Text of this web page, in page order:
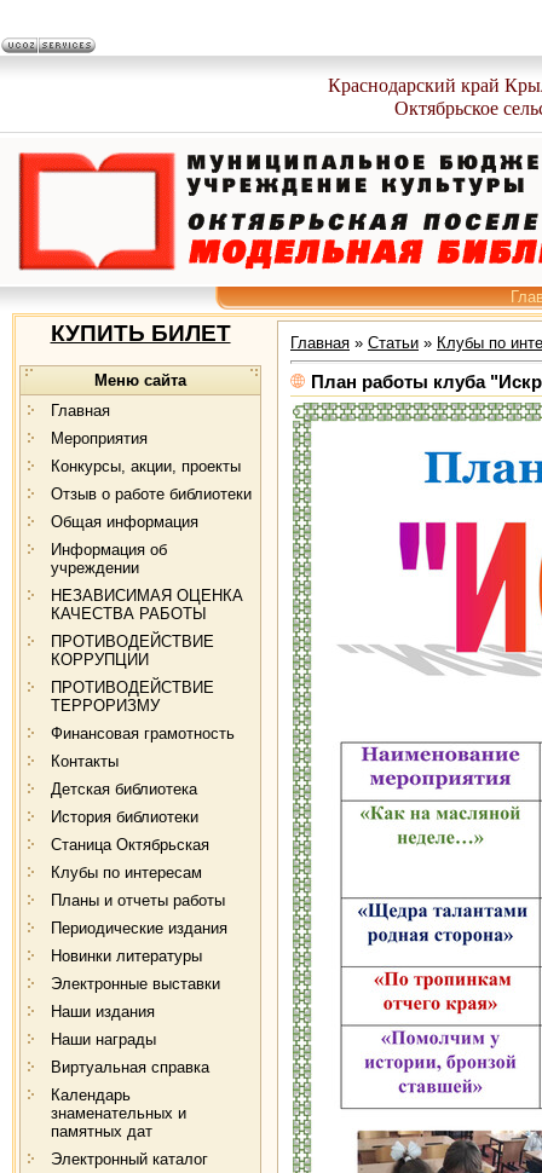
Краснодарский край
Октябрьское
КУПИТЬ БИЛЕТ
Меню сайта
Главная
Мероприятия
Конкурсы, акции, проекты
Отзыв о работе библиотеки
Общая информация
Информация об
учреждении
НЕЗАВИСИМАЯ ОЦЕНКА
КАЧЕСТВА РАБОТЫ
ПРОТИВОДЕЙСТВИЕ
КОРРУПЦИИ
ПРОТИВОДЕЙСТВИЕ
ТЕРРОРИЗМУ
Финансовая грамотность
Контакты
Детская библиотека
История библиотеки
Станица Октябрьская
Клубы по интересам
Планы и отчеты работы
Периодические издания
Новинки литературы
Электронные выставки
Наши издания
Наши награды
Виртуальная справка
Календарь
знаменательных и
памятных дат
Электронный каталог
Главная » Статьи » Клубы по
План работы клуба